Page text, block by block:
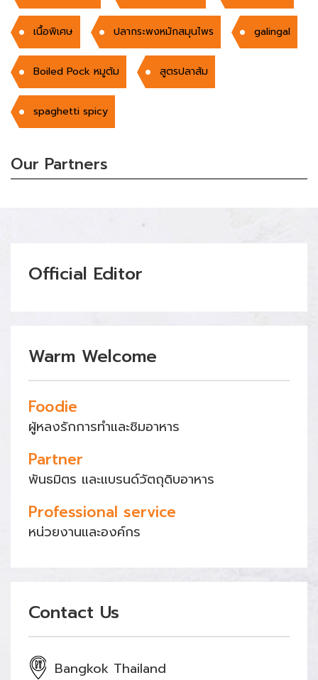
เนื้อพิเศษ ปลากระพงหมักสมุนไพร galingal
Boiled Pock หมูต้ม สูตรปลาส้ม
spaghetti spicy
Our Partners
Official Editor
Warm Welcome
Foodie
ผู้หลงรักการทำและชิมอาหาร
Partner
พันธมิตร และแบรนด์วัตถุดิบอาหาร
Professional service
หน่วยงานและองค์กร
Contact Us
Bangkok Thailand